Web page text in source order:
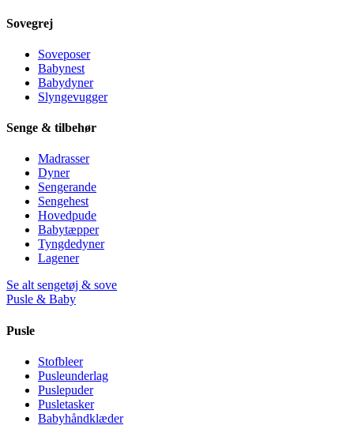
Sovegrej
Soveposer
Babynest
Babydyner
Slyngevugger
Senge & tilbehør
Madrasser
Dyner
Sengerande
Sengehest
Hovedpude
Babytæpper
Tyngdedyner
Lagener
Se alt sengetøj & sove
Pusle & Baby
Pusle
Stofbleer
Pusleunderlag
Puslepuder
Pusletasker
Babyhåndklæder